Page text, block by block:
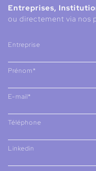
Entreprises,
ou directement via nos
Entreprise
Prénom*
E-mail*
Téléphone
Linkedin